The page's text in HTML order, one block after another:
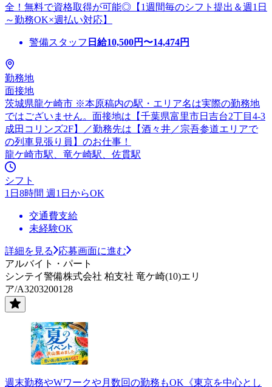
全！無料で資格取得が可能◎【1週間毎のシフト提出＆週1日
～勤務OK×週払い対応】
警備スタッフ 日給10,500円〜14,474円
勤務地
面接地
茨城県龍ケ崎市 ※本原稿内の駅・エリア名は実際の勤務地
ではございません。面接地は【千葉県富里市日吉台2丁目4-3
成田コリンズ2F】／勤務先は【酒々井／宗吾参道エリアで
の列車見張り員】のお仕事！
龍ケ崎市駅、竜ケ崎駅、佐貫駅
シフト
1日8時間 週1日からOK
交通費支給
未経験OK
詳細を見る
応募画面に進む
アルバイト・パート
シンテイ警備株式会社 柏支社 竜ケ崎(10)エリ
ア/A3203200128
週末勤務やWワークや月数回の勤務もOK《東京を中心とし